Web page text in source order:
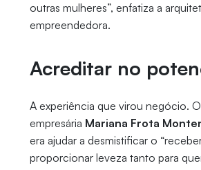
outras mulheres”, enfatiza a
empreendedora.
Acreditar no
A experiência que virou negócio.
empresária Mariana Frota
era ajudar a desmistificar o
proporcionar leveza tanto para